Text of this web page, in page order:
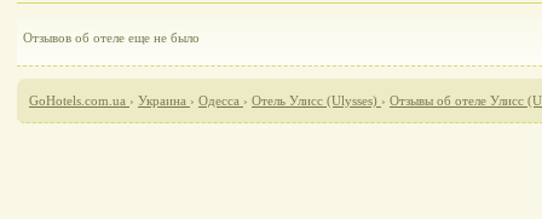
Отзывов об отеле еще не было
GoHotels.com.ua › Украина › Одесса › Отель Улисс (Ulysses) › Отзывы об отеле Улисс